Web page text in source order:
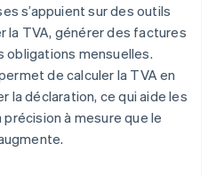
s’appuient sur des outils
la TVA, générer des factures
obligations mensuelles.
de calculer la TVA en
la déclaration, ce qui aide les
à mesure que le